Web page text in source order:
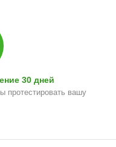
30 дней
протестировать вашу